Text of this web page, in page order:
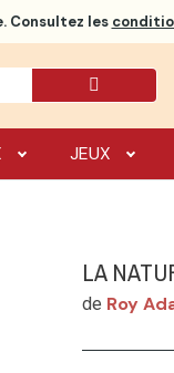
Consultez les
JEUX
LA
de Roy